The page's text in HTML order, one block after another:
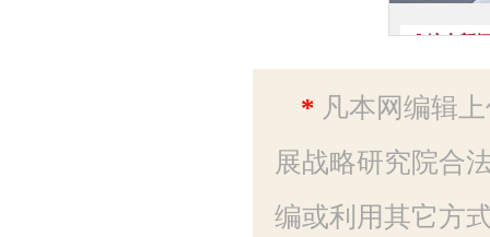
* 凡本网编辑
展战略研究院合
编或利用其它方